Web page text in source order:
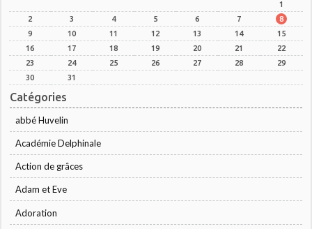
1
2
3 4 5 6 7
8
9
10 11 12 13 14
15
16
17 18 19 20 21
22
23
24 25 26 27 28
29
30
31
Catégories
abbé Huvelin
Académie Delphinale
Action de grâces
Adam et Eve
Adoration